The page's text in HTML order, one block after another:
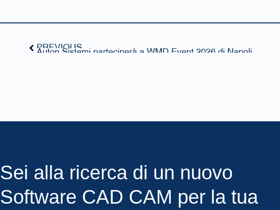
PREVIOUS
Auton Sistemi parteciperà a WMD Event 2026 di Napoli
Sei alla ricerca di un nuovo
Software CAD CAM per la tua